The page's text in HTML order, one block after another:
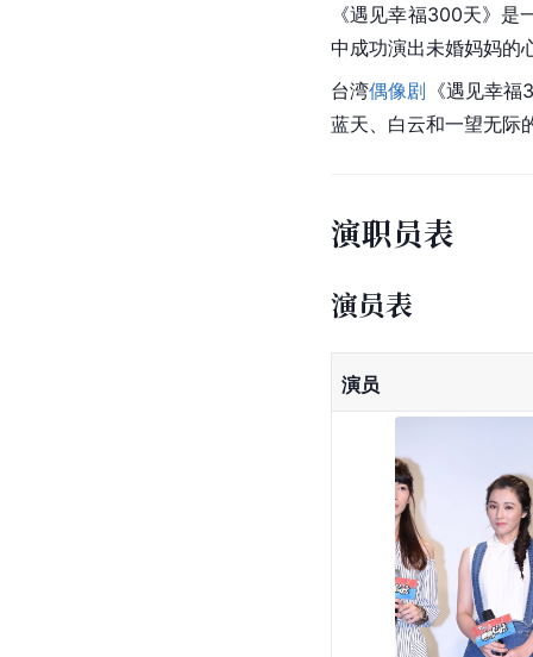
《遇见幸福300天》
中成功演出未婚妈妈的
台湾偶像剧 《遇见幸
蓝天、白云和一望无际
演职员表
演员表
演员